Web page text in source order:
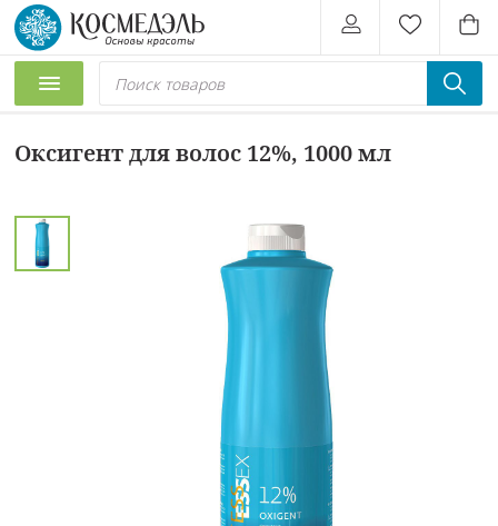
Оксигент для волос 12%, 1000 мл